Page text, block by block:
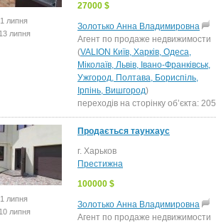
липня
липня
27000 $
Золотько Анна Владимировна
Агент по продаже недвижимости
(VALION Київ, Харків, Одеса,
Міколаїв, Львів, Івано-Франківськ,
Ужгород, Полтава, Бориспіль,
Ірпінь, Вишгород)
переходів на сторінку об’єкта: 205
липня
липня
Продається таунхаус
г. Харьков
Престижна
100000 $
Золотько Анна Владимировна
Агент по продаже недвижимости